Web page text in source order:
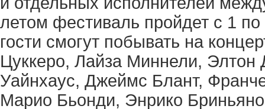
летом фестиваль пройдет с 1
гости смогут побывать на
Цуккеро, Лайза Миннели,
Уайнхаус, Джеймс Блант,
Марио Бьонди, Энрико